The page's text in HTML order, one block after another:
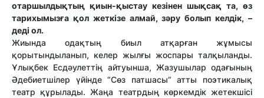
отаршылдықтың қиын-қыстау кезінен шықсақ та, өз
тарихымызға қол жеткізе алмай, зәру болып келдік, –
деді ол.
Жиында одақтың биыл атқарған жұмысы
қорытындыланып, келер жылғы жоспары талқыланды.
Ұлықбек Есдәулеттің айтуынша, Жазушылар одағының
Әдебиетшілер үйінде “Сөз патшасы” атты поэтикалық
театр құрылады. Жаңа театрдың көркемдік жетекшісі